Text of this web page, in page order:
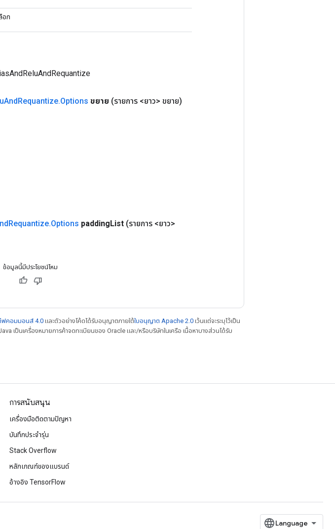
อก
AndRequantize.Options ขยาย (รายการ <ยาว> ขยาย)
Requantize.Options paddingList (รายการ <ยาว>
ข้อมูลนี้มีประโยชน์ไหม
ฟคอมมอนส์ 4.0และตัวอย่างโค้ดได้รับอนุญาตภายใต้ใบอนุญาต Apache 2.0 เว้นแต่จะระบุไว้เป็น
เป็นเครื่องหมายการค้าจดทะเบียนของ Oracle และ/หรือบริษัทในเครือ เนื้อหาบางส่วนได้รับ
การสนับสนุน
เครื่องมือติดตามปัญหา
บันทึกประจำรุ่น
Stack Overflow
หลักเกณฑ์ของแบรนด์
อ้างอิง TensorFlow